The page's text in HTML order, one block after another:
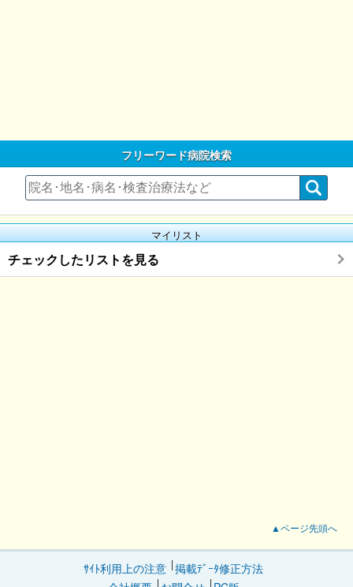
フリーワード病院検索
マイリスト
チェックしたリストを見る
▲ページ先頭へ
ｻｲﾄ利用上の注意 掲載ﾃﾞｰﾀ修正方法